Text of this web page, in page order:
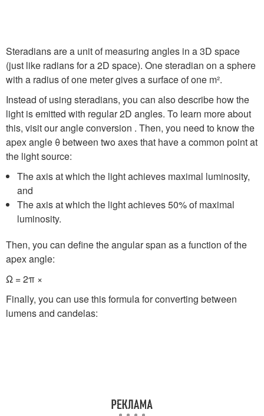
Steradians are a unit of measuring angles in a 3D space
(just like radians for a 2D space). One steradian on a sphere
with a radius of one meter gives a surface of one m².
Instead of using steradians, you can also describe how the
light is emitted with regular 2D angles. To learn more about
this, visit our angle conversion . Then, you need to know the
apex angle θ between two axes that have a common point at
the light source:
The axis at which the light achieves maximal luminosity,
and
The axis at which the light achieves 50% of maximal
luminosity.
Then, you can define the angular span as a function of the
apex angle:
Ω = 2π ×
Finally, you can use this formula for converting between
lumens and candelas: